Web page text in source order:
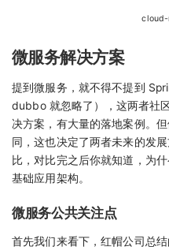
cloud-
微服务解决方案
提到微服务，就不得不提到
dubbo 就忽略了），这两者社
决方案，有大量的落地案例。
同，这也决定了两者未来的发
比，对比完之后你就知道，为
基础应用架构。
微服务公共关注点
首先我们来看下，红帽公司总